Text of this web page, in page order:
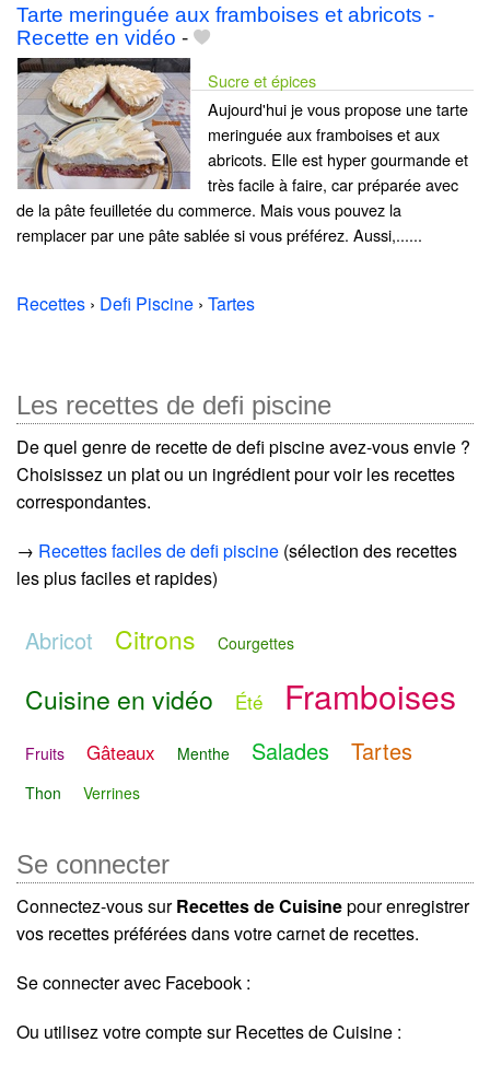
Tarte meringuée aux framboises et abricots -
Recette en vidéo -
Sucre et épices
Aujourd'hui je vous propose une tarte
meringuée aux framboises et aux
abricots. Elle est hyper gourmande et
très facile à faire, car préparée avec
de la pâte feuilletée du commerce. Mais vous pouvez la
remplacer par une pâte sablée si vous préférez. Aussi,......
Recettes › Defi Piscine › Tartes
Les recettes de defi piscine
De quel genre de recette de defi piscine avez-vous envie ?
Choisissez un plat ou un ingrédient pour voir les recettes
correspondantes.
→ Recettes faciles de defi piscine (sélection des recettes
les plus faciles et rapides)
Abricot Citrons Courgettes
Cuisine en vidéo Été Framboises
Fruits Gâteaux Menthe Salades Tartes
Thon Verrines
Se connecter
Connectez-vous surRecettes de Cuisinepour enregistrer
vos recettes préférées dans votre carnet de recettes.
Se connecter avec Facebook :
Ou utilisez votre compte sur Recettes de Cuisine :